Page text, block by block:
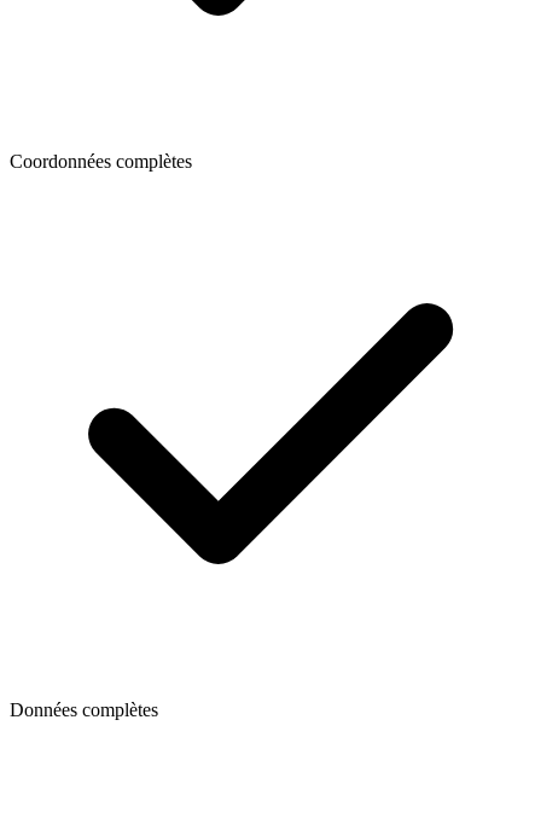
Coordonnées complètes
Données complètes